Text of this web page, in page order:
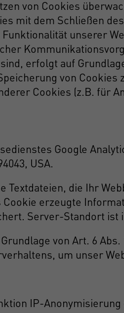
von Cookies
mit dem Schließen
unserer
erfolgt auf
von
Cookies (z.B. für
Google
USA.
Textdateien, die Ihr
erzeugte
Server-Standort ist
von Art. 6
um unser
IP-